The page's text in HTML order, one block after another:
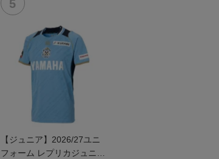
【ジュニア】2026/27ユニ
フォーム レプリカジュニア